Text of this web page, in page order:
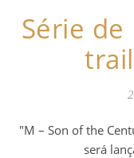
Série
"M – Son of the Century" aborda a ascensão do fascismo e
será